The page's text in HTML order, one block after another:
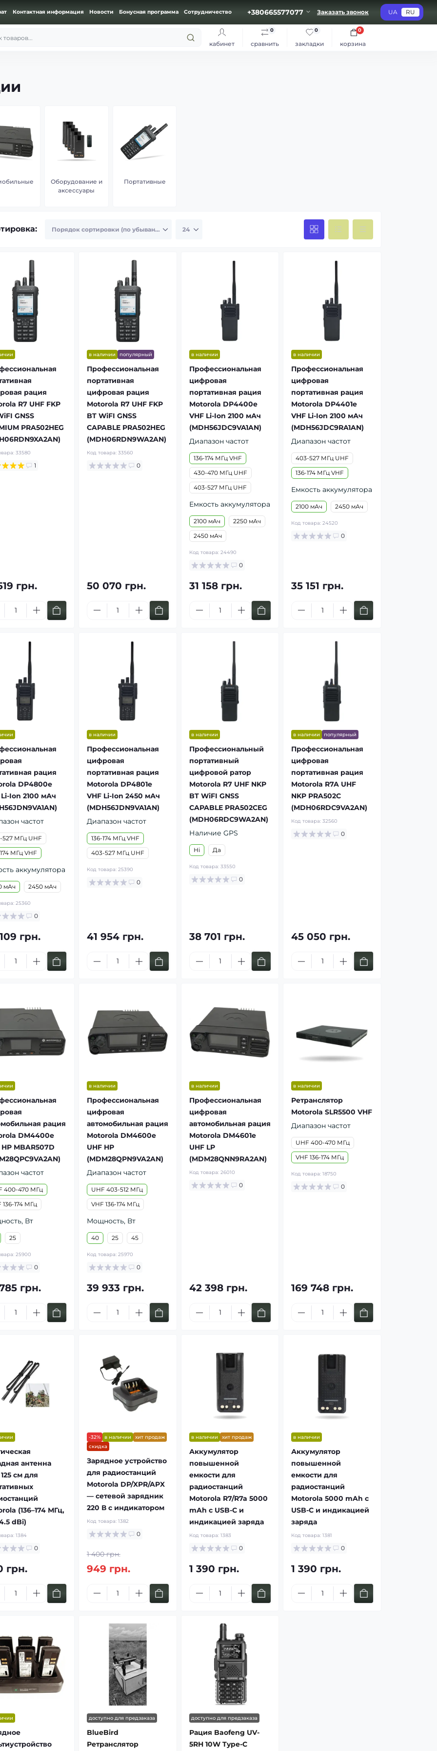
Контактная информация Новости Бонусная программа Сотрудничество +380665577077 Заказать звонок UA RU
кабинет
сравнить
0
закладки
0
корзина
0
рюкзаки
по цене от: 1400 грн
Купить
Мягкие
баллистические
бронепакеты Militex
Купить по цене от: 780 грн
Купить
Оборудование и
аксессуары
Портативные
рация
R7 UHF FKP
GNSS
PRA502HEG
33580
1
грн.
в наличии популярный
Профессиональная
портативная
цифровая рация
Motorola R7 UHF FKP
BT WiFI GNSS
CAPABLE PRA502HEG
(MDH06RDN9WA2AN)
Код товара: 33560
0
50 070 грн.
в наличии
Профессиональная
цифровая
портативная рация
Motorola DP4400e
VHF Li-Ion 2100 мАч
(MDH56JDC9VA1AN)
Диапазон частот
136-174 МГц VHF
430-470 МГц UHF
403-527 МГц UHF
Емкость аккумулятора
2100 мАч
2250 мАч
2450 мАч
Код товара: 24490
0
31 158 грн.
в наличии
Профессиональная
цифровая
портативная рация
Motorola DP4401e
VHF Li-Ion 2100 мАч
(MDH56JDC9RA1AN)
Диапазон частот
403-527 МГц UHF
136-174 МГц VHF
Емкость аккумулятора
2100 мАч 2450 мАч
Код товара:24520
0
35 151 грн.
рация
DP4800e
Li-Ion 2100 мАч
частот
527 МГц UHF
МГц VHF
аккумулятора
мАч 2450 мАч
25360
0
грн.
в наличии
Профессиональная
цифровая
портативная рация
Motorola DP4801e
VHF Li-Ion 2450 мАч
(MDH56JDN9VA1AN)
Диапазон частот
136-174 МГц VHF
403-527 МГц UHF
Код товара: 25390
0
41 954 грн.
в наличии
Профессиональный
портативный
цифровой ратор
Motorola R7 UHF NKP
BT WiFI GNSS
CAPABLE PRA502CEG
(MDH06RDC9WA2AN)
Наличие GPS
Ні Да
Код товара: 33550
0
38 701 грн.
в наличии популярный
Профессиональная
цифровая
портативная рация
Motorola R7A UHF
NKP PRA502C
(MDH06RDC9VA2AN)
Код товара:32560
0
45 050 грн.
рация
DM4400e
HP MBAR507D
частот
400-470 МГц
136-174 МГц
Вт
25
25900
0
грн.
в наличии
Профессиональная
цифровая
автомобильная рация
Motorola DM4600e
UHF HP
(MDM28QPN9VA2AN)
Диапазон частот
UHF 403-512 МГц
VHF 136-174 МГц
Мощность, Вт
40 25 45
Код товара: 25970
0
39 933 грн.
в наличии
Профессиональная
цифровая
автомобильная рация
Motorola DM4601e
UHF LP
(MDM28QNN9RA2AN)
Код товара: 26010
0
42 398 грн.
в наличии
Ретранслятор
Motorola SLR5500 VHF
Диапазон частот
UHF 400-470 МГц
VHF 136-174 МГц
Код товара:18750
0
169 748 грн.
антенна
см для
(136–174 МГц,
dBi)
1384
0
грн.
-32% в наличии
хит продаж
скидка
Зарядное устройство
для радиостанций
Motorola DP/XPR/APX
— сетевой зарядник
220 В с индикатором
Код товара: 1382
0
1 400 грн.
949 грн.
в наличии хит продаж
Аккумулятор
повышенной
емкости для
радиостанций
Motorola R7/R7a 5000
mAh с USB-C и
индикацией заряда
Код товара: 1383
0
1 390 грн.
в наличии
Аккумулятор
повышенной
емкости для
радиостанций
Motorola 5000 mAh с
USB-C и индикацией
заряда
Код товара:1381
0
1 390 грн.
доступно для предзаказа
BlueBird
Ретранслятор
доступно для предзаказа
Рация Baofeng UV-
5RH 10W Type-C